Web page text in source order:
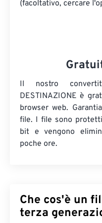
(facoltativo, cercare
Il nostro
DESTINAZIONE è
browser web.
file. I file sono
bit e vengono
poche ore.
Che cos'è un
terza